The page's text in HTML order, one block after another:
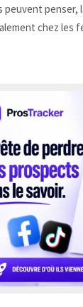
penser,
chez les